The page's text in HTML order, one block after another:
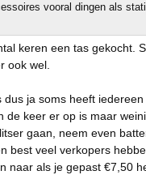
vooral dingen als
keren een tas gekocht.
ook wel.
dus ja soms heeft
de keer er op is maar
gaan, neem even
best veel verkopers
naar als je gepast €7,50